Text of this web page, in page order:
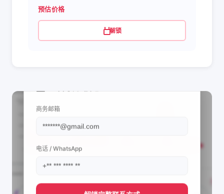
预估价格
解锁
商务邮箱
电话 / WhatsApp